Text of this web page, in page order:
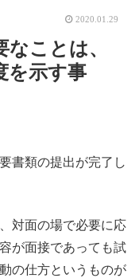
2020.01.29
ことは、
を示す事
書類の提出が完了し
対面の場で必要に応
が面接であっても試
の仕方というものが